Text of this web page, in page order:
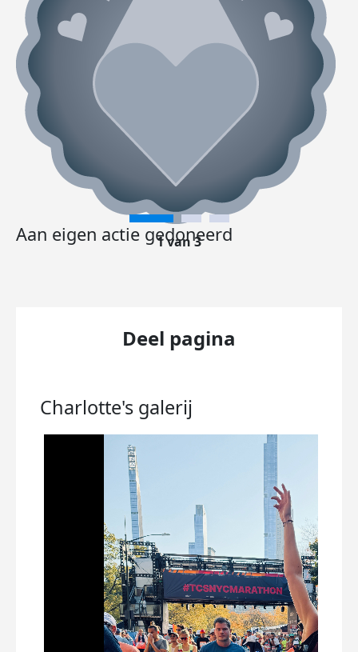
Aan eigen actie gedoneerd
1 van 3
Deel pagina
Charlotte's galerij